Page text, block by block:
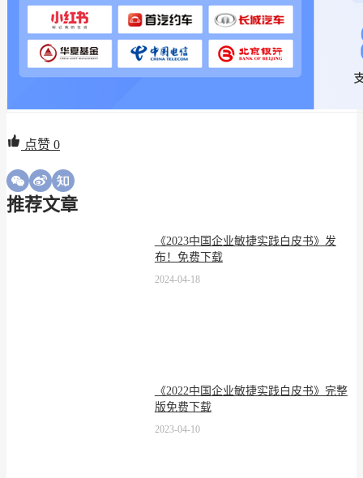
点赞 0
推荐文章
《2023中国企业敏捷实践白皮书》发
布！免费下载
2024-04-18
《2022中国企业敏捷实践白皮书》完整
版免费下载
2023-04-10